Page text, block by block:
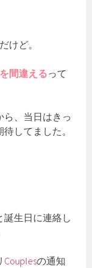
けど。
間違えるって
ら、当日はきっ
してました。
誕生日に連絡し
Couplesの通知